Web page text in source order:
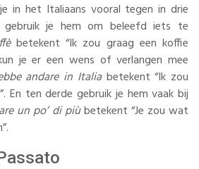
in het Italiaans vooral tegen in drie
gebruik je hem om beleefd iets te
betekent “Ik zou graag een koffie
je er een wens of verlangen mee
andare in Italiabetekent “Ik zou
En ten derde gebruik je hem vaak bij
un po’ di piùbetekent “Je zou wat